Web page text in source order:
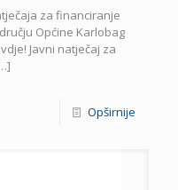
za financiranje
Općine Karlobag
Javni natječaj za
Opširnije